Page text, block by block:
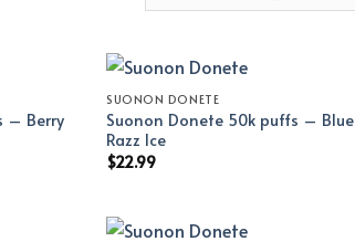
– Berry
SUONON DONETE
Suonon Donete 50k puffs – Blue
Razz Ice
$22.99